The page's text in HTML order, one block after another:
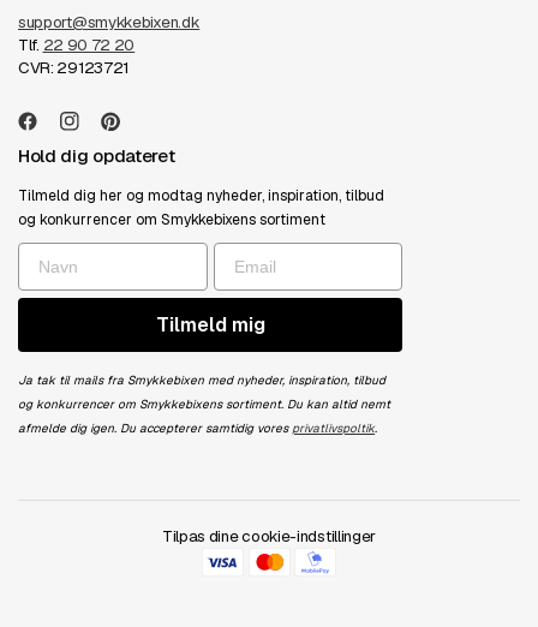
support@smykkebixen.dk
Tlf. 22 90 72 20
CVR: 29123721
Hold dig opdateret
Tilmeld dig her og modtag nyheder, inspiration, tilbud
og konkurrencer om Smykkebixens sortiment
Tilmeld mig
Ja tak til mails fra Smykkebixen med nyheder, inspiration, tilbud
og konkurrencer om Smykkebixens sortiment. Du kan altid nemt
afmelde dig igen. Du accepterer samtidig vores privatlivspoltik.
Tilpas dine cookie-indstillinger